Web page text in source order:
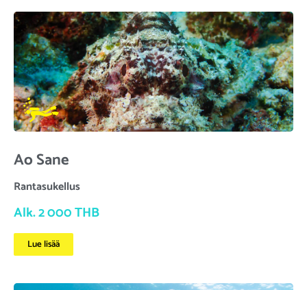
Ao Sane
Rantasukellus
Alk. 2 000 THB
Lue lisää